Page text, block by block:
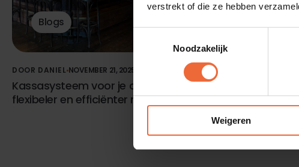
verstrekt of die ze hebben
Noodzakelijk
Weigeren
Blogs
DOOR DANIEL NOVEMBER 21, 2025
Kassasysteem voor je café: werk sneller,
flexibeler en efficiënter met DISH